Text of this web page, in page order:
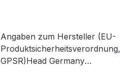
Angaben zum Hersteller (EU-
Produktsicherheitsverordnung,
GPSR)Head Germany